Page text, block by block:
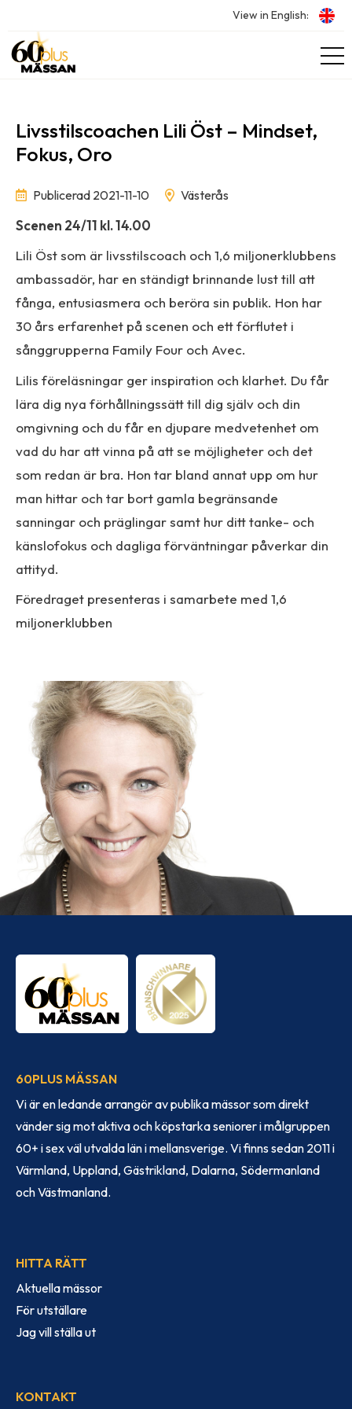
View in English:
Livsstilscoachen Lili Öst – Mindset,
Fokus, Oro
Publicerad 2021-11-10 Västerås
Scenen 24/11 kl. 14.00
Lili Öst som är livsstilscoach och 1,6 miljonerklubbens
ambassadör, har en ständigt brinnande lust till att
fånga, entusiasmera och beröra sin publik. Hon har
30 års erfarenhet på scenen och ett förflutet i
sånggrupperna Family Four och Avec.
Lilis föreläsningar ger inspiration och klarhet. Du får
lära dig nya förhållningssätt till dig själv och din
omgivning och du får en djupare medvetenhet om
vad du har att vinna på att se möjligheter och det
som redan är bra. Hon tar bland annat upp om hur
man hittar och tar bort gamla begränsande
sanningar och präglingar samt hur ditt tanke- och
känslofokus och dagliga förväntningar påverkar din
attityd.
Föredraget presenteras i samarbete med 1,6
miljonerklubben
60PLUS MÄSSAN
Vi är en ledande arrangör av publika mässor som direkt
vänder sig mot aktiva och köpstarka seniorer i målgruppen
60+ i sex väl utvalda län i mellansverige. Vi finns sedan 2011 i
Värmland, Uppland, Gästrikland, Dalarna, Södermanland
och Västmanland.
HITTA RÄTT
Aktuella mässor
För utställare
Jag vill ställa ut
KONTAKT